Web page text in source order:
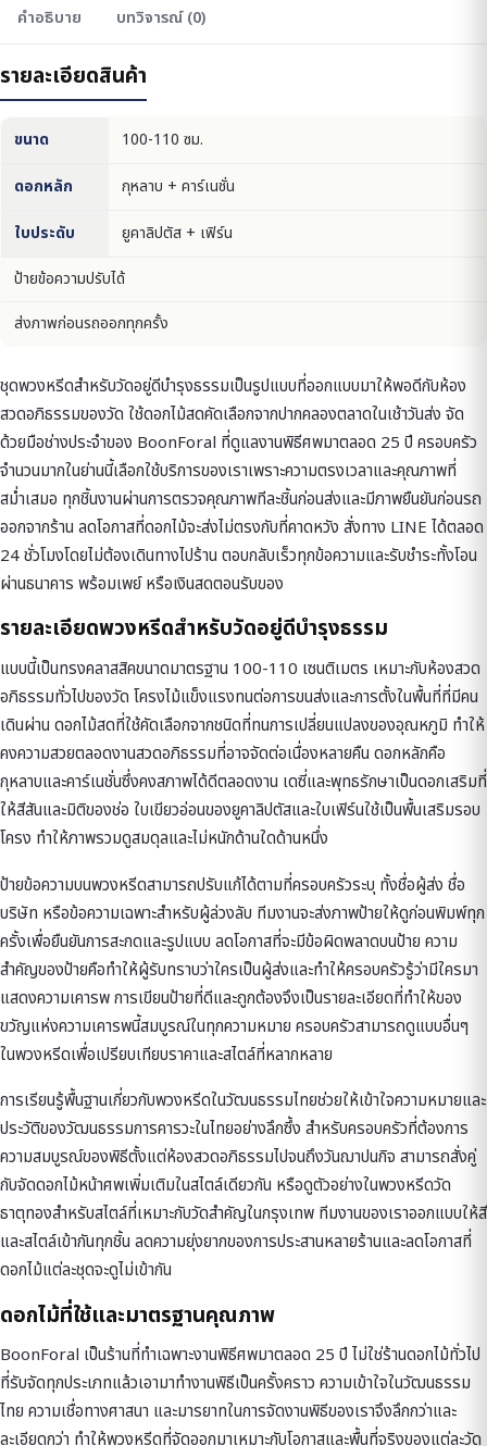
คำอธิบาย บทวิจารณ์ (0)
รายละเอียดสินค้า
ขนาด 100-110 ซม.
ดอกหลัก กุหลาบ + คาร์เนชั่น
ใบประดับ
ยูคาลิปตัส + เฟิร์น
ป้ายข้อความปรับได้
ส่งภาพก่อนรถออกทุกครั้ง
ชุดพวงหรีดสำหรับวัดอยู่ดีบำรุงธรรมเป็นรูปแบบที่ออกแบบมาให้พอดีกับห้อง
สวดอภิธรรมของวัด ใช้ดอกไม้สดคัดเลือกจากปากคลองตลาดในเช้าวันส่ง จัด
ด้วยมือช่างประจำของ BoonForal ที่ดูแลงานพิธีศพมาตลอด 25 ปี ครอบครัว
จำนวนมากในย่านนี้เลือกใช้บริการของเราเพราะความตรงเวลาและคุณภาพที่
สม่ำเสมอ ทุกชิ้นงานผ่านการตรวจคุณภาพทีละชิ้นก่อนส่งและมีภาพยืนยันก่อนรถ
ออกจากร้าน ลดโอกาสที่ดอกไม้จะส่งไม่ตรงกับที่คาดหวัง สั่งทาง LINE ได้ตลอด
24 ชั่วโมงโดยไม่ต้องเดินทางไปร้าน ตอบกลับเร็วทุกข้อความและรับชำระทั้งโอน
ผ่านธนาคาร พร้อมเพย์ หรือเงินสดตอนรับของ
รายละเอียดพวงหรีดสำหรับวัดอยู่ดีบำรุงธรรม
แบบนี้เป็นทรงคลาสสิคขนาดมาตรฐาน 100-110 เซนติเมตร เหมาะกับห้องสวด
อภิธรรมทั่วไปของวัด โครงไม้แข็งแรงทนต่อการขนส่งและการตั้งในพื้นที่ที่มีคน
เดินผ่าน ดอกไม้สดที่ใช้คัดเลือกจากชนิดที่ทนการเปลี่ยนแปลงของอุณหภูมิ ทำให้
คงความสวยตลอดงานสวดอภิธรรมที่อาจจัดต่อเนื่องหลายคืน ดอกหลักคือ
กุหลาบและคาร์เนชั่นซึ่งคงสภาพได้ดีตลอดงาน เดซี่และพุทธรักษาเป็นดอกเสริมที่
ให้สีสันและมิติของช่อ ใบเขียวอ่อนของยูคาลิปตัสและใบเฟิร์นใช้เป็นพื้นเสริมรอบ
โครง ทำให้ภาพรวมดูสมดุลและไม่หนักด้านใดด้านหนึ่ง
ป้ายข้อความบนพวงหรีดสามารถปรับแก้ได้ตามที่ครอบครัวระบุ ทั้งชื่อผู้ส่ง ชื่อ
บริษัท หรือข้อความเฉพาะสำหรับผู้ล่วงลับ ทีมงานจะส่งภาพป้ายให้ดูก่อนพิมพ์ทุก
ครั้งเพื่อยืนยันการสะกดและรูปแบบ ลดโอกาสที่จะมีข้อผิดพลาดบนป้าย ความ
สำคัญของป้ายคือทำให้ผู้รับทราบว่าใครเป็นผู้ส่งและทำให้ครอบครัวรู้ว่ามีใครมา
แสดงความเคารพ การเขียนป้ายที่ดีและถูกต้องจึงเป็นรายละเอียดที่ทำให้ของ
ขวัญแห่งความเคารพนี้สมบูรณ์ในทุกความหมาย ครอบครัวสามารถดูแบบอื่นๆ
ในพวงหรีดเพื่อเปรียบเทียบราคาและสไตล์ที่หลากหลาย
การเรียนรู้พื้นฐานเกี่ยวกับพวงหรีดในวัฒนธรรมไทยช่วยให้เข้าใจความหมายและ
ประวัติของวัฒนธรรมการคารวะในไทยอย่างลึกซึ้ง สำหรับครอบครัวที่ต้องการ
ความสมบูรณ์ของพิธีตั้งแต่ห้องสวดอภิธรรมไปจนถึงวันฌาปนกิจ สามารถสั่งคู่
กับจัดดอกไม้หน้าศพเพิ่มเติมในสไตล์เดียวกัน หรือดูตัวอย่างในพวงหรีดวัด
ธาตุทองสำหรับสไตล์ที่เหมาะกับวัดสำคัญในกรุงเทพ ทีมงานของเราออกแบบให้สี
และสไตล์เข้ากันทุกชิ้น ลดความยุ่งยากของการประสานหลายร้านและลดโอกาสที่
ดอกไม้แต่ละชุดจะดูไม่เข้ากัน
ดอกไม้ที่ใช้และมาตรฐานคุณภาพ
BoonForal เป็นร้านที่ทำเฉพาะงานพิธีศพมาตลอด 25 ปี ไม่ใช่ร้านดอกไม้ทั่วไป
ที่รับจัดทุกประเภทแล้วเอามาทำงานพิธีเป็นครั้งคราว ความเข้าใจในวัฒนธรรม
ไทย ความเชื่อทางศาสนา และมารยาทในการจัดงานพิธีของเราจึงลึกกว่าและ
ละเอียดกว่า ทำให้พวงหรีดที่จัดออกมาเหมาะกับโอกาสและพื้นที่จริงของแต่ละวัด